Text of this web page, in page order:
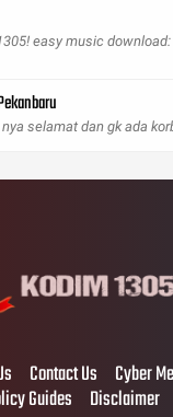
easy music
selamat dan gk ada
Contact Us Cyber
Guides Disclaimer